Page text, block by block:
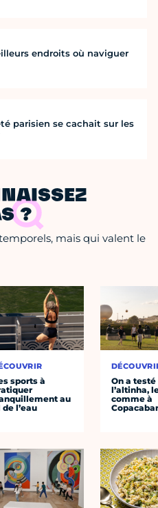
endroits où naviguer
parisien se cachait sur les
?
mais qui valent le
sports à
au
l’eau
On a testé
l’altinha,
comme à